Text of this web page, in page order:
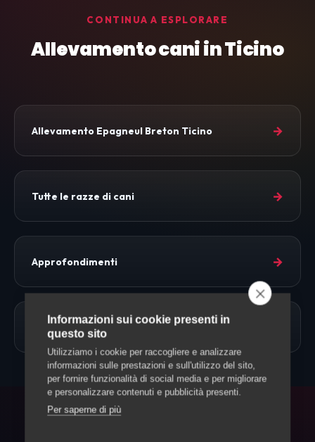
CONTINUA A ESPLORARE
Allevamento cani in Ticino
Allevamento Epagneul Breton Ticino →
Tutte le razze di cani →
Approfondimenti →
Allevamento Cani
Informazioni sui cookie presenti in
questo sito
Utilizziamo i cookie per raccogliere e analizzare
informazioni sulle prestazioni e sull'utilizzo del sito,
per fornire funzionalità di social media e per migliorare
e personalizzare contenuti e pubblicità presenti.
Per saperne di più